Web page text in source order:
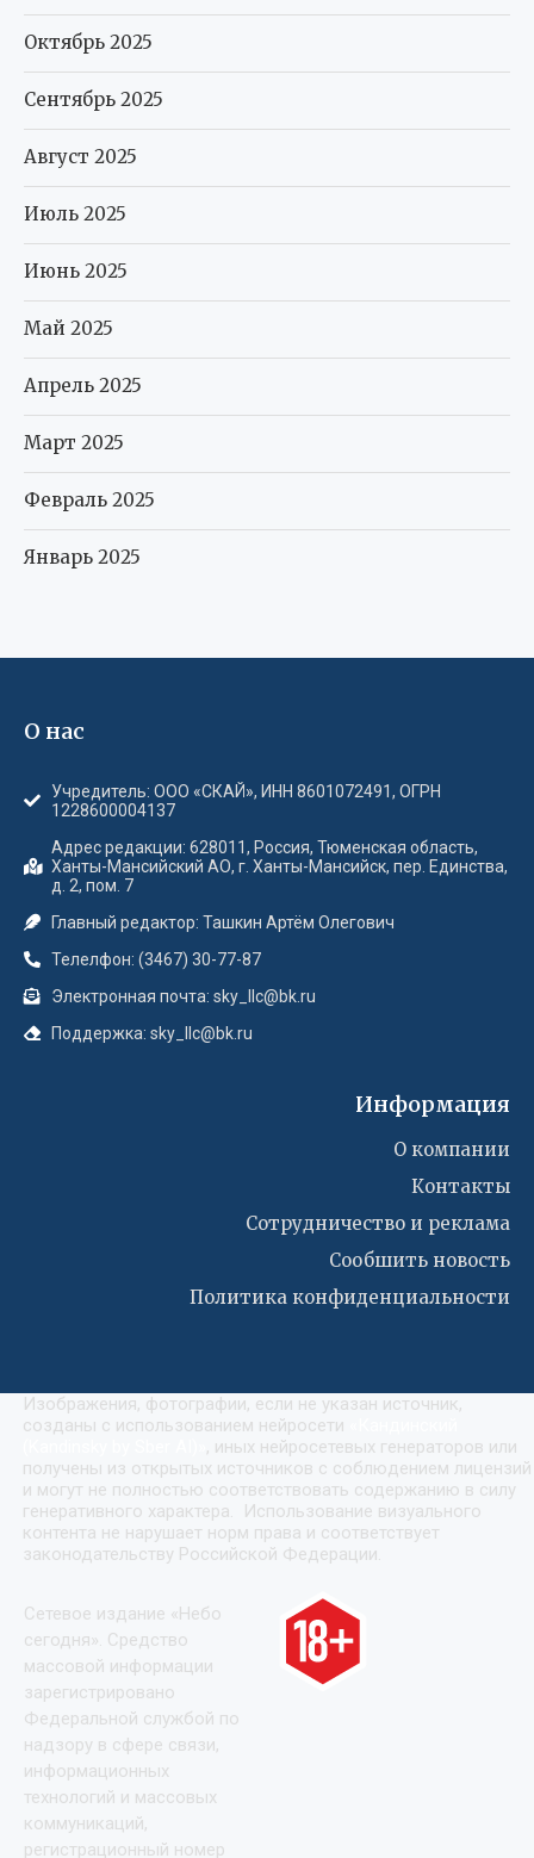
Октябрь 2025
Сентябрь 2025
Август 2025
Июль 2025
Июнь 2025
Май 2025
Апрель 2025
Март 2025
Февраль 2025
Январь 2025
О нас
Учредитель: ООО «СКАЙ», ИНН 8601072491, ОГРН
1228600004137
Адрес редакции: 628011, Россия, Тюменская область,
Ханты-Мансийский АО, г. Ханты-Мансийск, пер. Единства,
д. 2, пом. 7
Главный редактор: Ташкин Артём Олегович
Телелфон: (3467) 30-77-87
Электронная почта: sky_llc@bk.ru
Поддержка: sky_llc@bk.ru
Информация
О компании
Контакты
Сотрудничество и реклама
Сообшить новость
Политика конфиденциальности
Изображения, фотографии, если не указан источник,
созданы с использованием нейросети
, иных нейросетевых генераторов или
получены из открытых источников с соблюдением лицензий
и могут не полностью соответствовать содержанию в силу
генеративного характера. Использование визуального
контента не нарушает норм права и соответствует
законодательству Российской Федерации.
Сетевое издание «Небо
сегодня». Средство
массовой информации
зарегистрировано
Федеральной службой по
надзору в сфере связи,
информационных
технологий и массовых
коммуникаций,
регистрационный номер